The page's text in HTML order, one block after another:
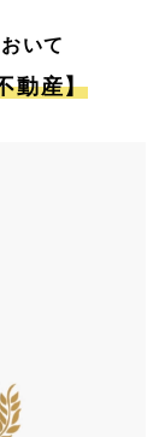
いて
動産】